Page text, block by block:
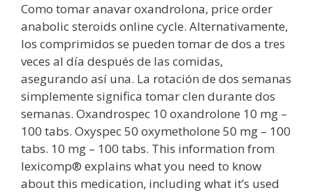
Como tomar anavar oxandrolona, price order
anabolic steroids online cycle. Alternativamente,
los comprimidos se pueden tomar de dos a tres
veces al día después de las comidas,
asegurando así una. La rotación de dos semanas
simplemente significa tomar clen durante dos
semanas. Oxandrospec 10 oxandrolone 10 mg –
100 tabs. Oxyspec 50 oxymetholone 50 mg – 100
tabs. 10 mg – 100 tabs. This information from
lexicomp® explains what you need to know
about this medication, including what it’s used